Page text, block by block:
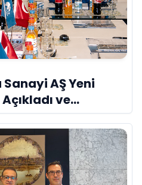
AŞ Yeni
ve
Küresel Vizyon